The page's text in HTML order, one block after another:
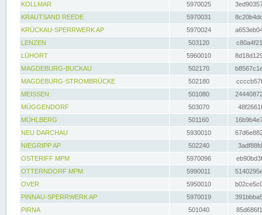
KOLLMAR
5970025
KRAUTSAND REEDE
5970031
KRÜCKAU-SPERRWERK AP
5970024
LENZEN
503120
LÜHORT
5960010
MAGDEBURG-BUCKAU
502170
MAGDEBURG-STROMBRÜCKE
502180
MEISSEN
501080
MÜGGENDORF
503070
MÜHLBERG
501160
NEU DARCHAU
5930010
NIEGRIPP AP
502240
OSTERIFF MPM
5970096
OTTERNDORF MPM
5990011
OVER
5950010
PINNAU-SPERRWERK AP
5970019
PIRNA
501040